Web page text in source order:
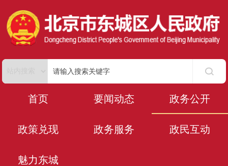
首页 要闻动态 政务公开
政策兑现 政务服务 政民互动
魅力东城